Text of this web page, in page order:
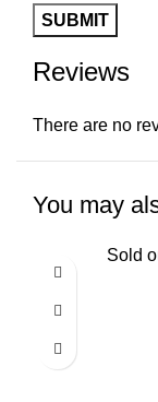
Reviews
There are no
You may
Sold